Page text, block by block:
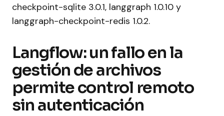
checkpoint-sqlite 3.0.1, langgraph 1.0.10 y
langgraph-checkpoint-redis 1.0.2.
Langflow: un fallo en la
gestión de archivos
permite control remoto
sin autenticación